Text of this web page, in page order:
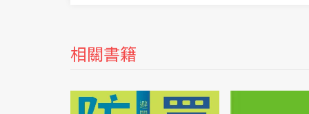
相關書籍